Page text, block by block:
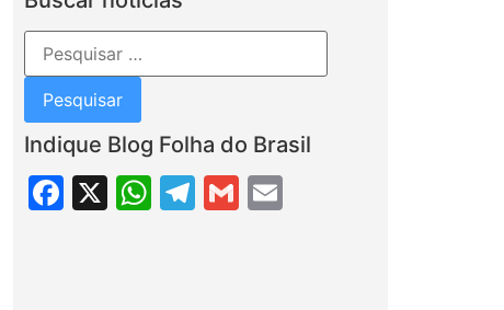
Indique Blog Folha do Brasil
Facebook
X WhatsApp
Telegram
Gmail